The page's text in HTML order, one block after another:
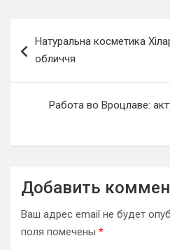
по
Натуральна косметика
обличчя
Работа во Вроцлаве:
Добавить
Ваш адрес email не будет
поля помечены *